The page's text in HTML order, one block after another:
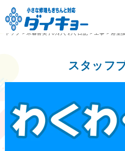
トップ
> 木暮喜美子のわくわく日記 > 工事 > 浴室
スタッフ